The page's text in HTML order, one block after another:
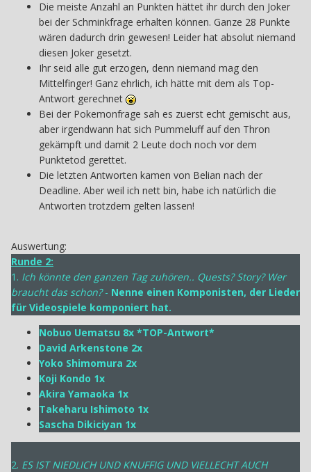
Die meiste Anzahl an Punkten hättet ihr durch den Joker
bei der Schminkfrage erhalten können. Ganze 28 Punkte
wären dadurch drin gewesen! Leider hat absolut niemand
diesen Joker gesetzt.
Ihr seid alle gut erzogen, denn niemand mag den
Mittelfinger! Ganz ehrlich, ich hätte mit dem als Top-
Antwort gerechnet
Bei der Pokemonfrage sah es zuerst echt gemischt aus,
aber irgendwann hat sich Pummeluff auf den Thron
gekämpft und damit 2 Leute doch noch vor dem
Punktetod gerettet.
Die letzten Antworten kamen von Belian nach der
Deadline. Aber weil ich nett bin, habe ich natürlich die
Antworten trotzdem gelten lassen!
Auswertung:
Runde 2:
1. Ich könnte den ganzen Tag zuhören.. Quests? Story? Wer
braucht das schon? - Nenne einen Komponisten, der Lieder
für Videospiele komponiert hat.
Nobuo Uematsu 8x *TOP-Antwort*
David Arkenstone 2x
Yoko Shimomura 2x
Koji Kondo 1x
Akira Yamaoka 1x
Takeharu Ishimoto 1x
Sascha Dikiciyan 1x
2. ES IST NIEDLICH UND KNUFFIG UND VIELLECHT AUCH